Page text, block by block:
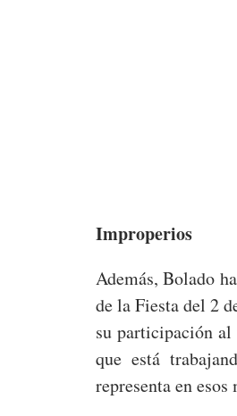
Improperios
Además, Bolado
de la Fiesta del 2
su participación
que está
representa en